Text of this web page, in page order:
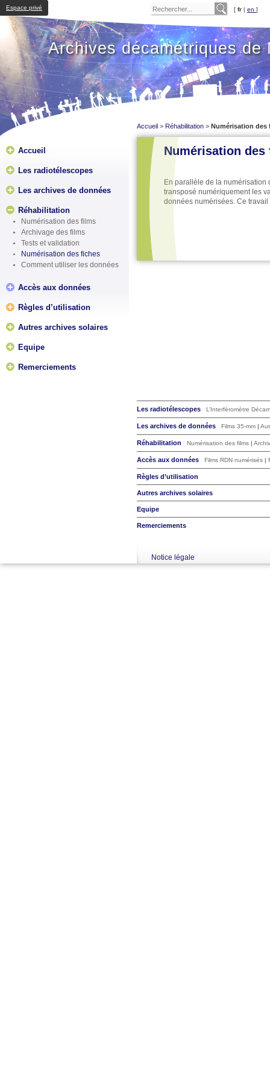
Espace privé [ fr | en ]
Archives décamétriques de
Accueil
Les radiotélescopes
Les archives de données
Réhabilitation
Numérisation des films
Archivage des films
Tests et validation
Numérisation des fiches
Comment utiliser les données
Accès aux données
Règles d’utilisation
Autres archives solaires
Equipe
Remerciements
Accueil > Réhabilitation > Numérisation des
Numérisation des
En parallèle de la numérisation
transposé numériquement les
données numérisées. Ce
Les radiotélescopes L’Interféromètre
Les archives de données Films 35-mm |
Réhabilitation Numérisation des films |
Accès aux données Films RDN numérisés |
Règles d’utilisation
Autres archives solaires
Equipe
Remerciements
Notice légale